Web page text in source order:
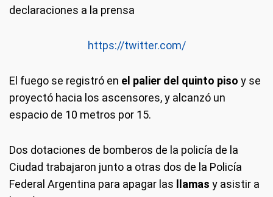
declaraciones a la prensa
https://twitter.com/
El fuego se registró en el palier del quinto piso y se
proyectó hacia los ascensores, y alcanzó un
espacio de 10 metros por 15.
Dos dotaciones de bomberos de la policía de la
Ciudad trabajaron junto a otras dos de la Policía
Federal Argentina para apagar las
llamas y asistir a